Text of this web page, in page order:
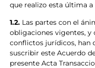
que realizo esta última a
1.2. Las partes con el
obligaciones vigentes,
conflictos jurídicos, han
suscribir este Acuerdo
presente Acta